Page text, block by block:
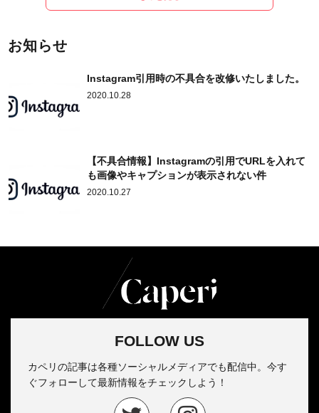
お知らせ
Instagram引用時の不具合を改修いたしました。
2020.10.28
【不具合情報】Instagramの引用でURLを入れて
も画像やキャプションが表示されない件
2020.10.27
FOLLOW US
カペリの記事は各種ソーシャルメディアでも配信中。今す
ぐフォローして最新情報をチェックしよう！